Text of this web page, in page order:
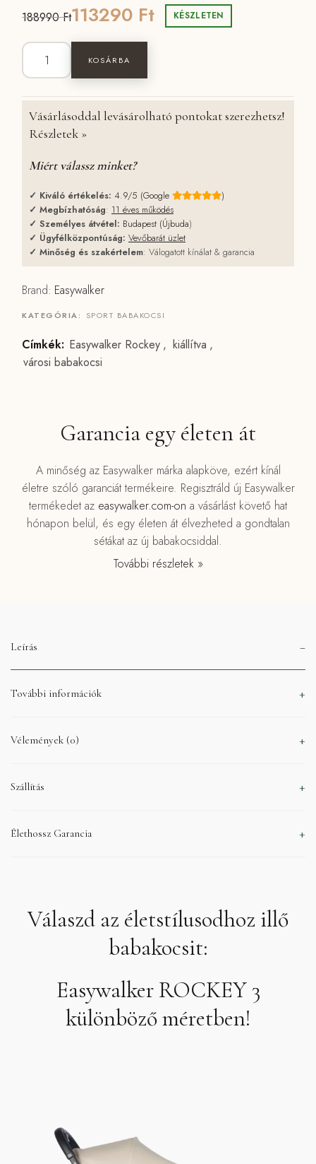
188990Ft
Original
price
was:
188990 Ft.
113290 Ft
Current
price
113290 Ft.
KÉSZLETEN
Easywalker Rockey L babakocsi mennyiség
KOSÁRBA
Vásárlásoddal levásárolható pontokat szerezhetsz!
Részletek »
Miért válassz minket?
✓ Kiváló értékelés: 4.9/5 (Google
)
✓ Megbízhatóság: 11 éves működés
✓ Személyes átvétel: Budapest (Újbuda)
✓ Ügyfélközpontúság: Vevőbarát üzlet
✓ Minőség és szakértelem: Válogatott kínálat & garancia
Brand: Easywalker
KATEGÓRIA: SPORT BABAKOCSI
Címkék: Easywalker Rockey , kiállítva ,
városi babakocsi
Garancia egy életen át
A minőség az Easywalker márka alapköve, ezért kínál
életre szóló garanciát termékeire. Regisztráld új Easywalker
termékedet az easywalker.com-on a vásárlást követő hat
hónapon belül, és egy életen át élvezheted a gondtalan
sétákat az új babakocsiddal.
További részletek »
Leírás
További információk
Vélemények (0)
Szállítás
Élethossz Garancia
Válaszd az életstílusodhoz illő
babakocsit:
Easywalker ROCKEY 3
különböző méretben!